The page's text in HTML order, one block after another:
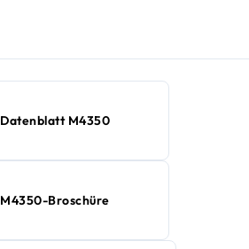
Datenblatt M4350
M4350-Broschüre